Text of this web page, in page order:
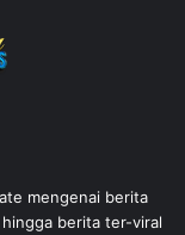
mengenai berita
berita ter-viral